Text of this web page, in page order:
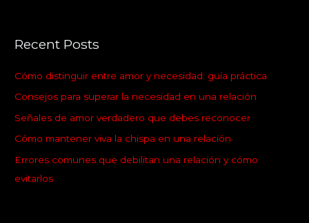
c
f
o
r
:
Recent Posts
Cómo distinguir entre amor y necesidad: guía práctica
Consejos para superar la necesidad en una relación
Señales de amor verdadero que debes reconocer
Cómo mantener viva la chispa en una relación
Errores comunes que debilitan una relación y cómo
evitarlos